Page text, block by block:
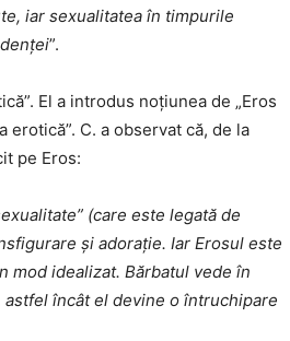
iar sexualitatea în timpurile
”.
El a introdus noțiunea de „Eros
erotică”. C. a observat că, de la
pe Eros:
(care este legată de
și adorație. Iar Erosul este
mod idealizat. Bărbatul vede în
încât el devine o întruchipare